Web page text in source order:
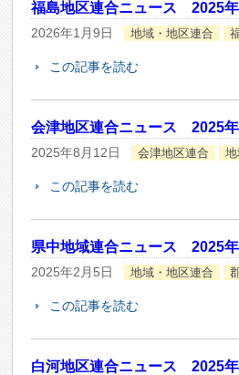
福島地区連合ニュース 2025年
2026年1月9日 地域・地区連合
この記事を読む
会津地区連合ニュース 2025
2025年8月12日 会津地区連合
この記事を読む
県中地域連合ニュース 2025
2025年2月5日 地域・地区連合
この記事を読む
白河地区連合ニュース 2025年